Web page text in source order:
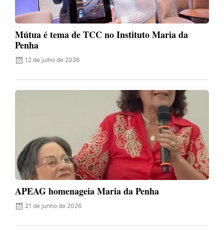
Mútua é tema de TCC no Instituto Maria da
Penha
12 de julho de 2026
APEAG homenageia Maria da Penha
21 de junho de 2026